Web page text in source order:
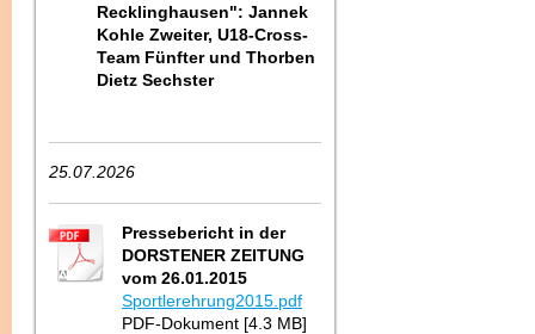
Recklinghausen": Jannek
Kohle Zweiter, U18-Cross-
Team Fünfter und Thorben
Dietz Sechster
25.07.2026
Pressebericht in der
DORSTENER ZEITUNG
vom 26.01.2015
Sportlerehrung2015.pdf
PDF-Dokument [4.3 MB]